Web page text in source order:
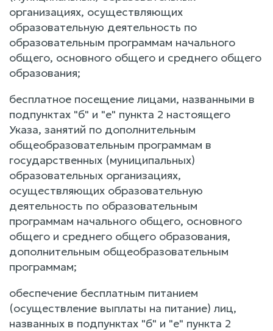
организациях, осуществляющих
образовательную деятельность по
образовательным программам начального
общего, основного общего и среднего общего
образования;
бесплатное посещение лицами, названными в
подпунктах "б" и "е" пункта 2 настоящего
Указа, занятий по дополнительным
общеобразовательным программам в
государственных (муниципальных)
образовательных организациях,
осуществляющих образовательную
деятельность по образовательным
программам начального общего, основного
общего и среднего общего образования,
дополнительным общеобразовательным
программам;
обеспечение бесплатным питанием
(осуществление выплаты на питание) лиц,
названных в подпунктах "б" и "е" пункта 2